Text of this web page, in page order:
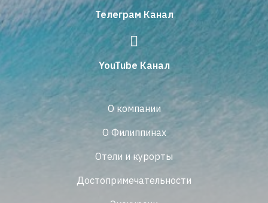
Телеграм Канал
YouTube Канал
О компании
О Филиппинах
Отели и курорты
Достопримечательности